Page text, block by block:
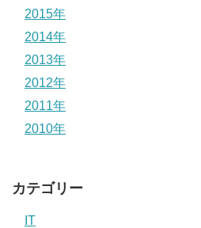
2015年
2014年
2013年
2012年
2011年
2010年
カテゴリー
IT